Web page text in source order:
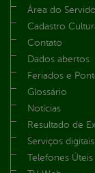
Área do
Cadastro
Contato
Dados abertos
Feriados e
Glossário
Notícias
Resultado de
Serviços digitais
Telefones Úteis